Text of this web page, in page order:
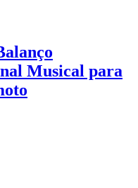
Musical para